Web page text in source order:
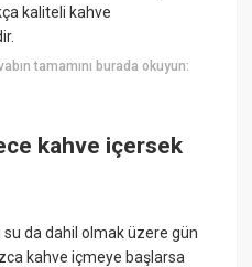
kaliteli kahve
tamamını burada okuyun:
kahve içersek
su da dahil olmak üzere gün
kahve içmeye başlarsa